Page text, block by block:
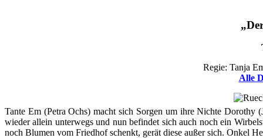
Regie: Tanja
Alle
Tante Em (Petra Ochs) macht sich Sorgen um ihre Nichte Dorothy
wieder allein unterwegs und nun befindet sich auch noch ein
noch Blumen vom Friedhof schenkt, gerät diese außer sich. Onkel